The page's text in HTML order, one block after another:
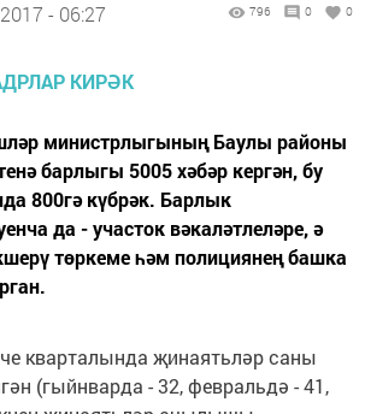
- 06:27 796 0 0
министрлыгының Баулы районы
барлыгы 5005 хәбәр кергән, бу
800гә күбрәк. Барлык
да - участок вәкаләтлеләре, ә
төркеме һәм полициянең башка
кварталында җинаятьләр саны
(гыйнварда - 32, февральдә - 41,